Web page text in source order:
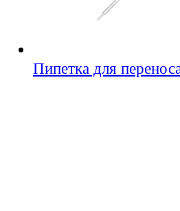
Пипетка для